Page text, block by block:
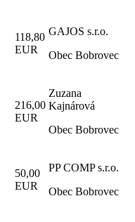
118,80
EUR
GAJOS s.r.o.
Obec Bobrovec
216,00
EUR
Zuzana
Kajnárová
Obec Bobrovec
50,00
EUR
PP COMP s.r.o.
Obec Bobrovec